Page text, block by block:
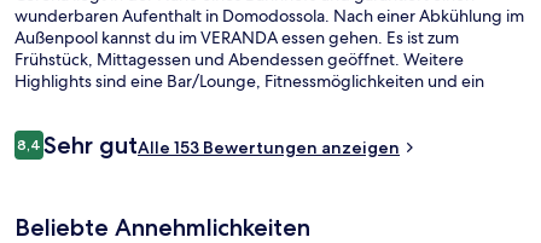
wunderbaren Aufenthalt in Domodossola. Nach einer Abkühlung im
Außenpool kannst du im VERANDA essen gehen. Es ist zum
Frühstück, Mittagessen und Abendessen geöffnet. Weitere
Highlights sind eine Bar/Lounge, Fitnessmöglichkeiten und ein
Bewertungen
8,48,4 von 10.
Sehr gutAlle 153 Bewertungen anzeigen
Beliebte Annehmlichkeiten